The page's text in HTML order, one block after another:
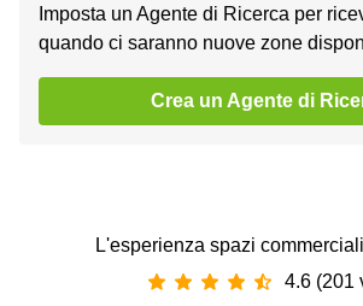
Imposta un Agente di Ricerca per
quando ci saranno nuove zone
Crea un Agente di
L'esperienza spazi
4.6 (201